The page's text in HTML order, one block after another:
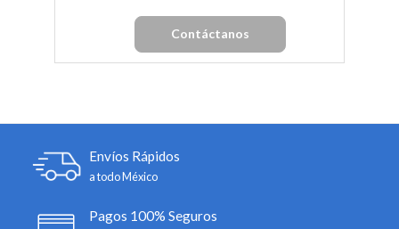
Contáctanos
Envíos Rápidos
a todo México
Pagos 100% Seguros